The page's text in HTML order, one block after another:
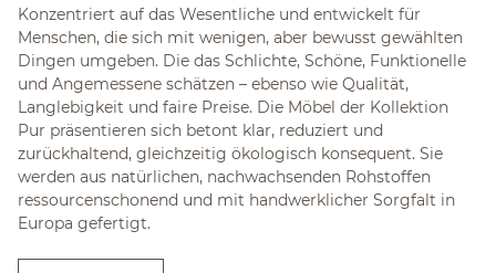
Konzentriert auf das Wesentliche und entwickelt für
Menschen, die sich mit wenigen, aber bewusst gewählten
Dingen umgeben. Die das Schlichte, Schöne, Funktionelle
und Angemessene schätzen – ebenso wie Qualität,
Langlebigkeit und faire Preise. Die Möbel der Kollektion
Pur präsentieren sich betont klar, reduziert und
zurückhaltend, gleichzeitig ökologisch konsequent. Sie
werden aus natürlichen, nachwachsenden Rohstoffen
ressourcenschonend und mit handwerklicher Sorgfalt in
Europa gefertigt.